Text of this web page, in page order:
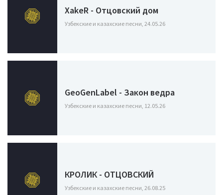
XakeR - Отцовский дом
Узбекские и казахские песни, 24.05.26
GeoGenLabel - Закон ведра
Узбекские и казахские песни, 12.05.26
КРОЛИК - ОТЦОВСКИЙ
Узбекские и казахские песни, 26.08.25